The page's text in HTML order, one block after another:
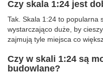
Czy skala 1:24 jest
Tak. Skala 1:24 to
wystarczająco duże, by
zajmują tyle miejsca co
Czy w skali 1:24 są
budowlane?